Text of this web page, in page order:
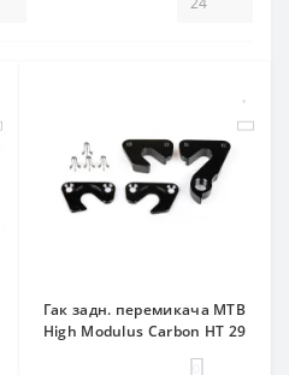
Гак задн. перемикача MTB
High Modulus Carbon HT 29